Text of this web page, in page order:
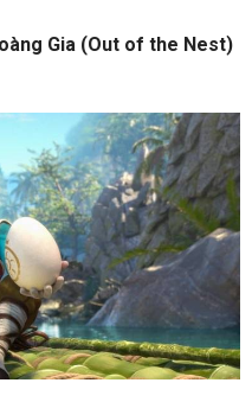
Gia (Out of the Nest)